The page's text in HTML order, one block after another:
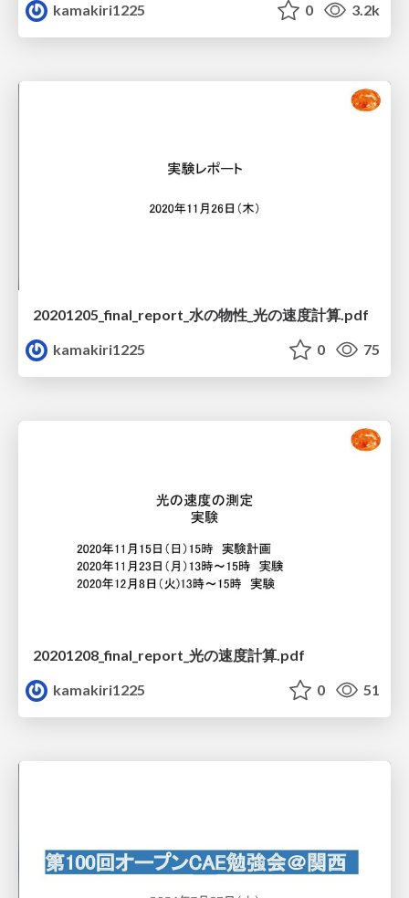
kamakiri1225 0 3.2k
20201205_final_report_水の物性_光の速度計算.pdf
kamakiri1225
0 75
20201208_final_report_光の速度計算.pdf
kamakiri1225
0 51